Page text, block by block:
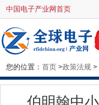
中国电子产业网首页
您的位置： 首页 >政策法规 >